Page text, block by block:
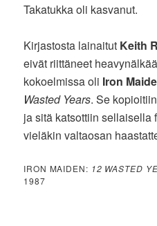
Takatukka oli kasvanut.
Kirjastosta lainaitut Keith
eivät riittäneet
kokoelmissa oli Iron
Wasted Years. Se
ja sitä katsottiin sellaisella
vieläkin valtaosan
IRON MAIDEN: 12 WASTED
1987